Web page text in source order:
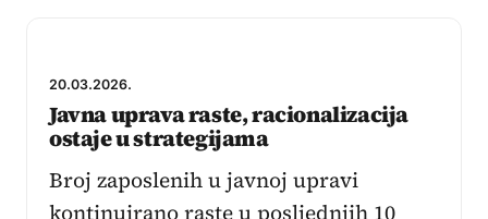
20.03.2026.
Javna uprava raste, racionalizacija
ostaje u strategijama
Broj zaposlenih u javnoj upravi
kontinuirano raste u posljednjih 10